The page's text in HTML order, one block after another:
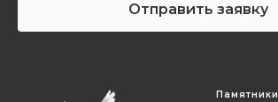
Отправить заявку
Памятники